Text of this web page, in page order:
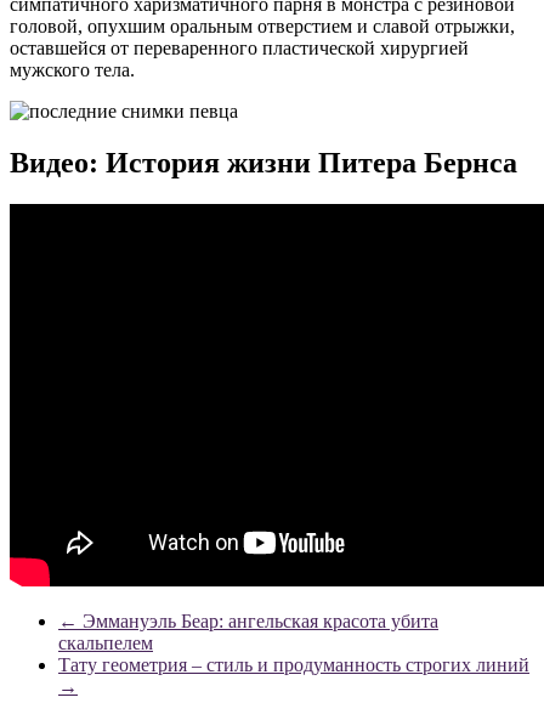
головой, опухшим оральным отверстием и славой отрыжки,
оставшейся от переваренного пластической хирургией
мужского тела.
Видео: История жизни Питера Бернса
← Эммануэль Беар: ангельская красота убита
скальпелем
Тату геометрия – стиль и продуманность строгих линий
→